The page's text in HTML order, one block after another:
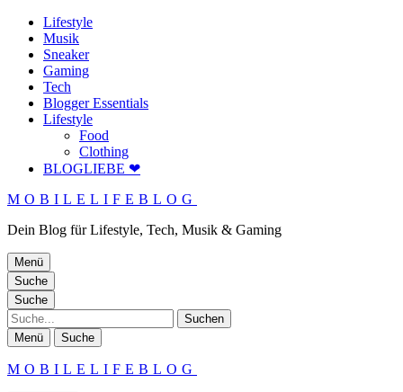
Lifestyle
Musik
Sneaker
Gaming
Tech
Blogger Essentials
Lifestyle
Food
Clothing
BLOGLIEBE ❤
MOBILELIFEBLOG
Dein Blog für Lifestyle, Tech, Musik & Gaming
Menü
Suche
Suche
Suche
Menü Suche
MOBILELIFEBLOG